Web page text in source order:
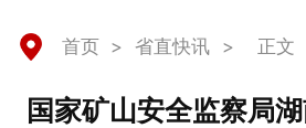
首页 > 省直快讯 > 正文
国家矿山安全监察局